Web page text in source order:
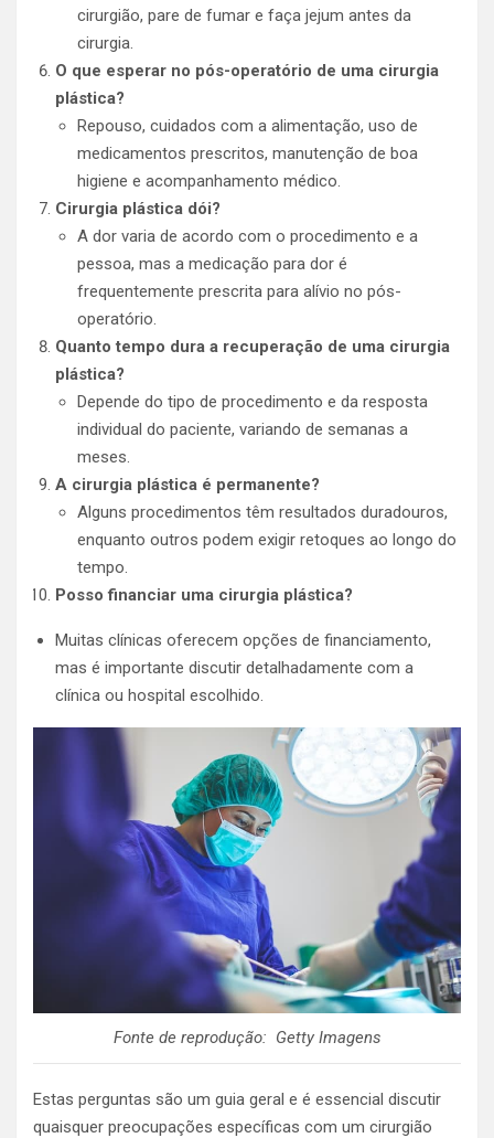
cirurgião, pare de fumar e faça jejum antes da
cirurgia.
O que esperar no pós-operatório de uma cirurgia
plástica?
Repouso, cuidados com a alimentação, uso de
medicamentos prescritos, manutenção de boa
higiene e acompanhamento médico.
Cirurgia plástica dói?
A dor varia de acordo com o procedimento e a
pessoa, mas a medicação para dor é
frequentemente prescrita para alívio no pós-
operatório.
Quanto tempo dura a recuperação de uma cirurgia
plástica?
Depende do tipo de procedimento e da resposta
individual do paciente, variando de semanas a
meses.
A cirurgia plástica é permanente?
Alguns procedimentos têm resultados duradouros,
enquanto outros podem exigir retoques ao longo do
tempo.
Posso financiar uma cirurgia plástica?
Muitas clínicas oferecem opções de financiamento,
mas é importante discutir detalhadamente com a
clínica ou hospital escolhido.
Fonte de reprodução: Getty Imagens
Estas perguntas são um guia geral e é essencial discutir
quaisquer preocupações específicas com um cirurgião